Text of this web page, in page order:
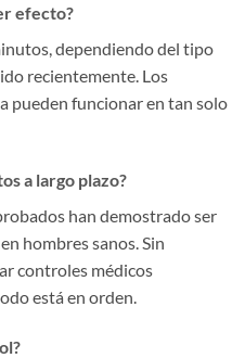
efecto?
dependiendo del tipo
recientemente. Los
pueden funcionar en tan solo
a largo plazo?
han demostrado ser
hombres sanos. Sin
controles médicos
está en orden.